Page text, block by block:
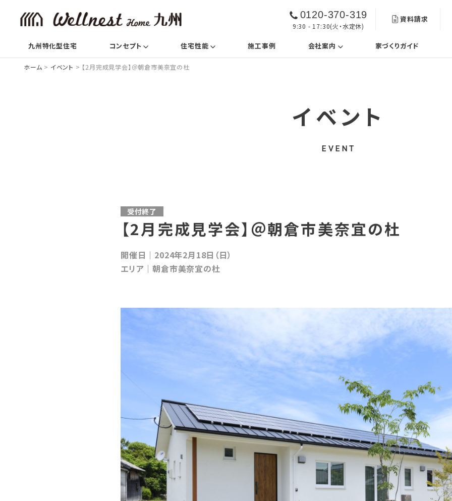
0120-370-319
9:30 - 17:30(火・水定休)
資料請求
九州特化型住宅 コンセプト (current)住宅性能 (current)施工事例 会社案内 (current)家づくりガイド
ホーム > イベント > 【2月完成見学会】＠朝倉市美奈宜の杜
イベント
EVENT
受付終了
【2月完成見学会】＠朝倉市美奈宜の杜
開催日｜2024年2月18日（日）
エリア｜朝倉市美奈宜の杜